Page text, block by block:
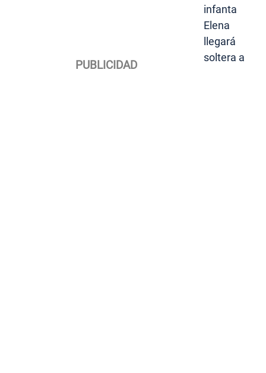
infanta
Elena
llegará
soltera a